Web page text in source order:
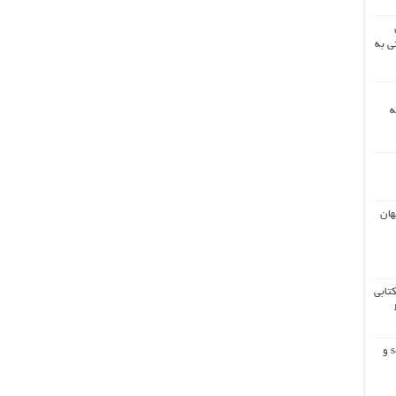
به
همه چیز درباره ایر دراپ safepal و